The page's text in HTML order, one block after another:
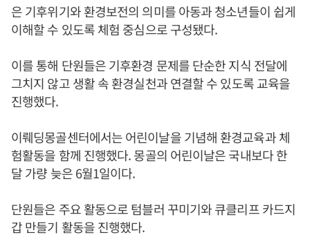
은 기후위기와 환경보전의 의미를 아동과 청소년들이 쉽게
이해할 수 있도록 체험 중심으로 구성됐다.
이를 통해 단원들은 기후환경 문제를 단순한 지식 전달에
그치지 않고 생활 속 환경실천과 연결할 수 있도록 교육을
진행했다.
이뤠딩몽골센터에서는 어린이날을 기념해 환경교육과 체
험활동을 함께 진행했다. 몽골의 어린이날은 국내보다 한
달 가량 늦은 6월1일이다.
단원들은 주요 활동으로 텀블러 꾸미기와 큐클리프 카드지
갑 만들기 활동을 진행했다.